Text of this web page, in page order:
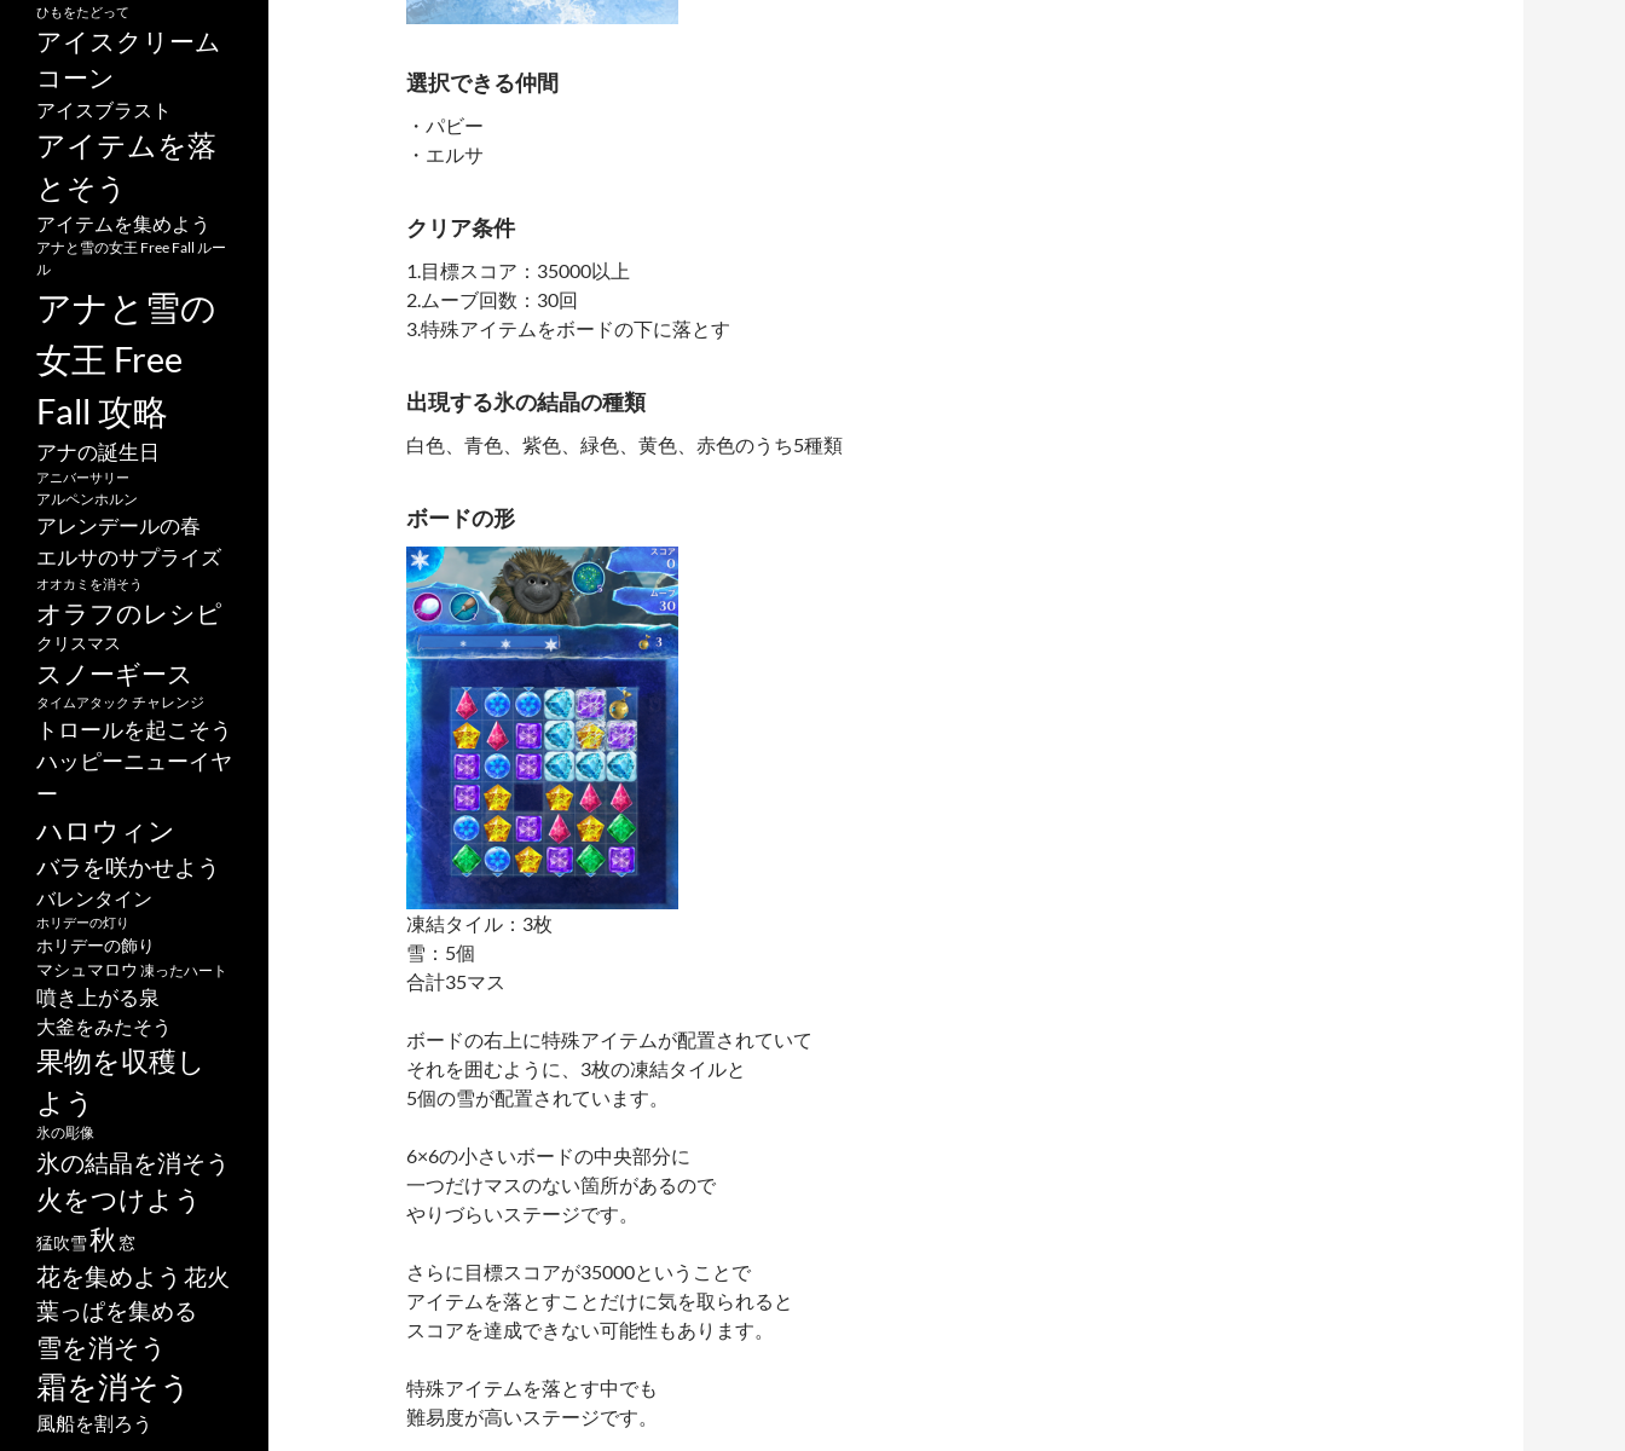
選択できる仲間
・パビー
・エルサ
クリア条件
1.目標スコア：35000以上
2.ムーブ回数：30回
3.特殊アイテムをボードの下に落とす
出現する氷の結晶の種類
白色、青色、紫色、緑色、黄色、赤色のうち5種類
ボードの形
凍結タイル：3枚
雪：5個
合計35マス
ボードの右上に特殊アイテムが配置されていて
それを囲むように、3枚の凍結タイルと
5個の雪が配置されています。
6×6の小さいボードの中央部分に
一つだけマスのない箇所があるので
やりづらいステージです。
さらに目標スコアが35000ということで
アイテムを落とすことだけに気を取られると
スコアを達成できない可能性もあります。
特殊アイテムを落とす中でも
難易度が高いステージです。
ひもをたどって
アイスクリーム
コーン
アイスブラスト
アイテムを落
とそう
アイテムを集めよう
アナと雪の女王 Free Fall ルー
ル
アナと雪の
女王 Free
Fall 攻略
アナの誕生日
アニバーサリー
アルペンホルン
アレンデールの春
エルサのサプライズ
オオカミを消そう
オラフのレシピ
クリスマス
スノーギース
タイムアタック チャレンジ
トロールを起こそう
ハッピーニューイヤ
ー
ハロウィン
バラを咲かせよう
バレンタイン
ホリデーの灯り
ホリデーの飾り
マシュマロウ 凍ったハート
噴き上がる泉
大釜をみたそう
果物を収穫し
よう
氷の彫像
氷の結晶を消そう
火をつけよう
猛吹雪秋 窓
花を集めよう 花火
葉っぱを集める
雪を消そう
霜を消そう
風船を割ろう